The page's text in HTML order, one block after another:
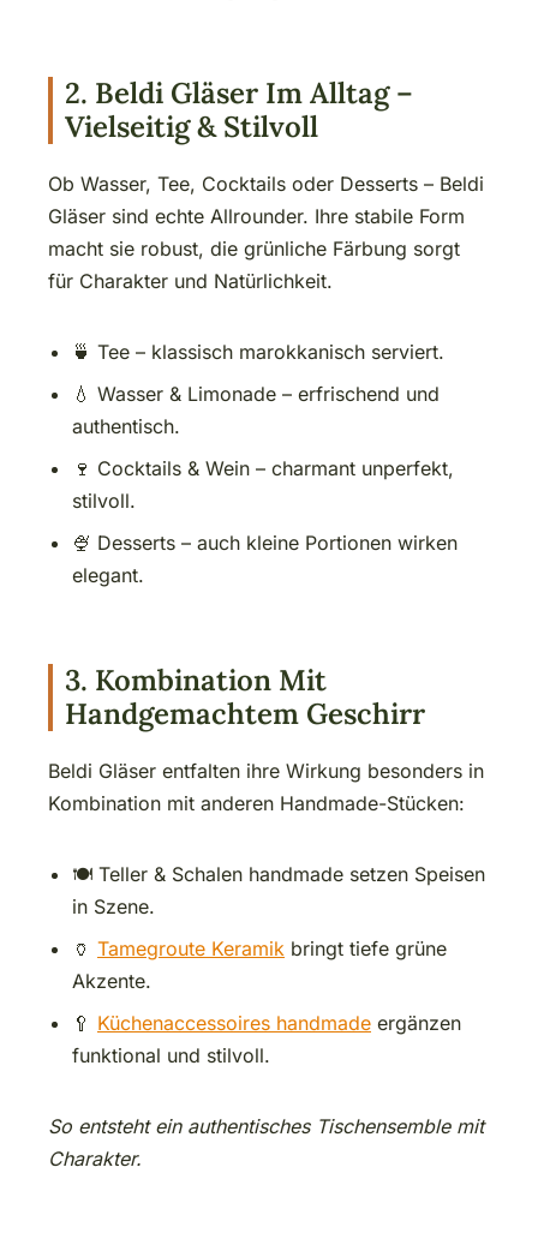
2. Beldi Gläser Im Alltag –
Vielseitig & Stilvoll
Ob Wasser, Tee, Cocktails oder Desserts – Beldi
Gläser sind echte Allrounder. Ihre stabile Form
macht sie robust, die grünliche Färbung sorgt
für Charakter und Natürlichkeit.
🍵 Tee – klassisch marokkanisch serviert.
💧 Wasser & Limonade – erfrischend und
authentisch.
🍷 Cocktails & Wein – charmant unperfekt,
stilvoll.
🍨 Desserts – auch kleine Portionen wirken
elegant.
3. Kombination Mit
Handgemachtem Geschirr
Beldi Gläser entfalten ihre Wirkung besonders in
Kombination mit anderen Handmade-Stücken:
🍽️ Teller & Schalen handmade setzen Speisen
in Szene.
🏺 Tamegroute Keramik bringt tiefe grüne
Akzente.
🥄 Küchenaccessoires handmade ergänzen
funktional und stilvoll.
So entsteht ein authentisches Tischensemble mit
Charakter.